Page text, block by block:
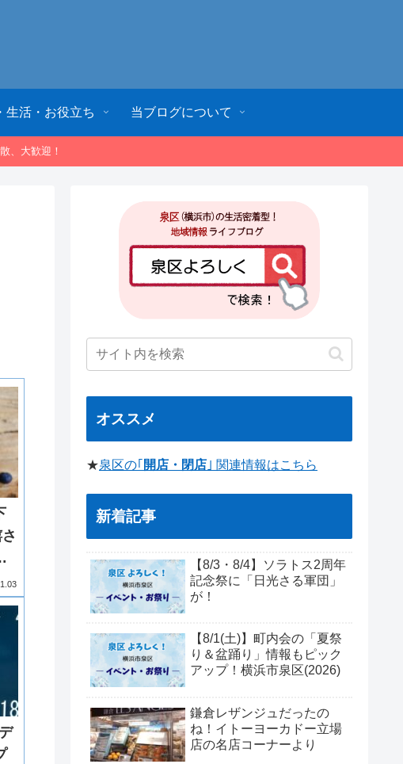
生活・お役立ち 当ブログについて
、大歓迎！
オススメ
★泉区の｢ 開店・閉店 ｣ 関連情報はこちら
新着記事
【8/3・8/4】ソラトス2周年
記念祭に「日光さる軍団」
が！
【8/1(土)】町内会の「夏祭
り＆盆踊り」情報もピック
アップ！横浜市泉区(2026)
鎌倉レザンジュだったの
ね！イトーヨーカドー立場
店の名店コーナーより